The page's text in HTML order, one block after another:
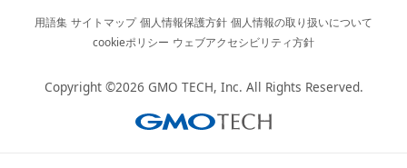
用語集 サイトマップ 個人情報保護方針 個人情報の取り扱いについて
cookieポリシー ウェブアクセシビリティ方針
Copyright ©2026 GMO TECH, Inc. All Rights Reserved.